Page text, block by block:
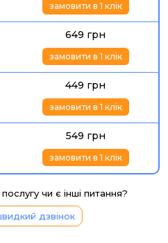
замовити в 1 клік
649 грн
замовити в 1 клік
449 грн
замовити в 1 клік
549 грн
замовити в 1 клік
чи є інші питання?
дзвінок